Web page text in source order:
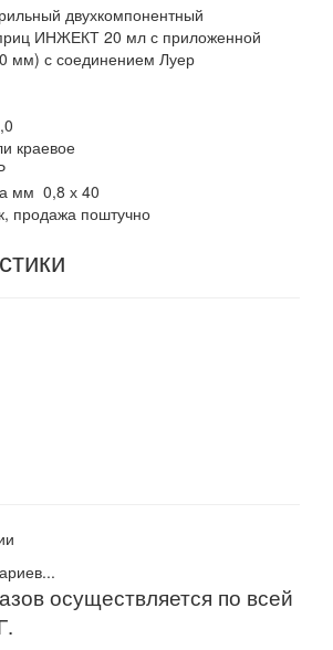
двухкомпонентный
ИНЖЕКТ 20 мл с приложенной
мм) с соединением Луер
краевое
мм 0,8 х 40
продажа поштучно
осуществляется по всей